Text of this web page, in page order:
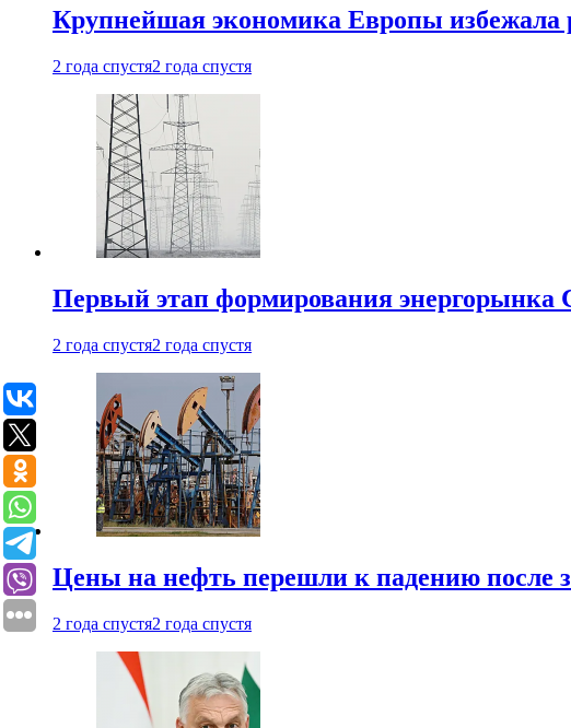
Крупнейшая экономика Европы избежала
2 года спустя2 года спустя
Первый этап формирования энергорынка
2 года спустя2 года спустя
Цены на нефть перешли к падению после
2 года спустя2 года спустя